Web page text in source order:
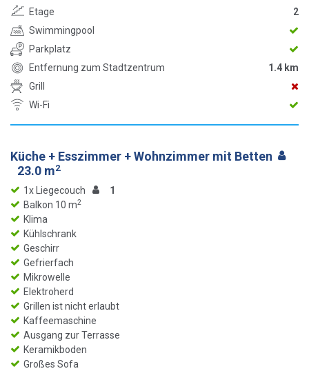
Etage
2
Swimmingpool
Parkplatz
Entfernung zum Stadtzentrum
1.4 km
Grill
Wi-Fi
Küche + Esszimmer + Wohnzimmer mit Betten
23.0 m2
1x Liegecouch
1
Balkon 10 m2
Klima
Kühlschrank
Geschirr
Gefrierfach
Mikrowelle
Elektroherd
Grillen ist nicht erlaubt
Kaffeemaschine
Ausgang zur Terrasse
Keramikboden
Großes Sofa